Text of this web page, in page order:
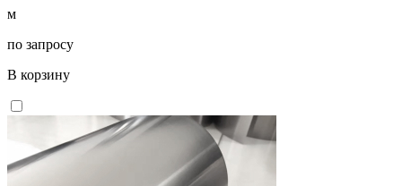
м
по запросу
В корзину